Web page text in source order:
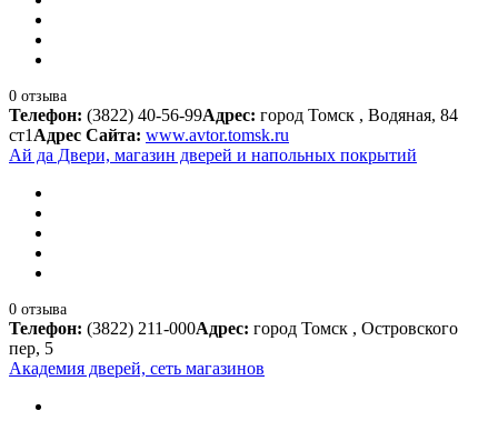
0 отзыва
Телефон: (3822) 40-56-99Адрес: город Томск , Водяная, 84
ст1 Адрес Сайта: www.avtor.tomsk.ru
Ай да Двери, магазин дверей и напольных покрытий
0 отзыва
Телефон: (3822) 211-000Адрес: город Томск , Островского
пер, 5
Академия дверей, сеть магазинов